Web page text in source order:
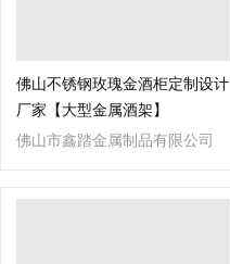
佛山不锈钢玫瑰金酒柜定制设计
厂家【大型金属酒架】
佛山市鑫踏金属制品有限公司